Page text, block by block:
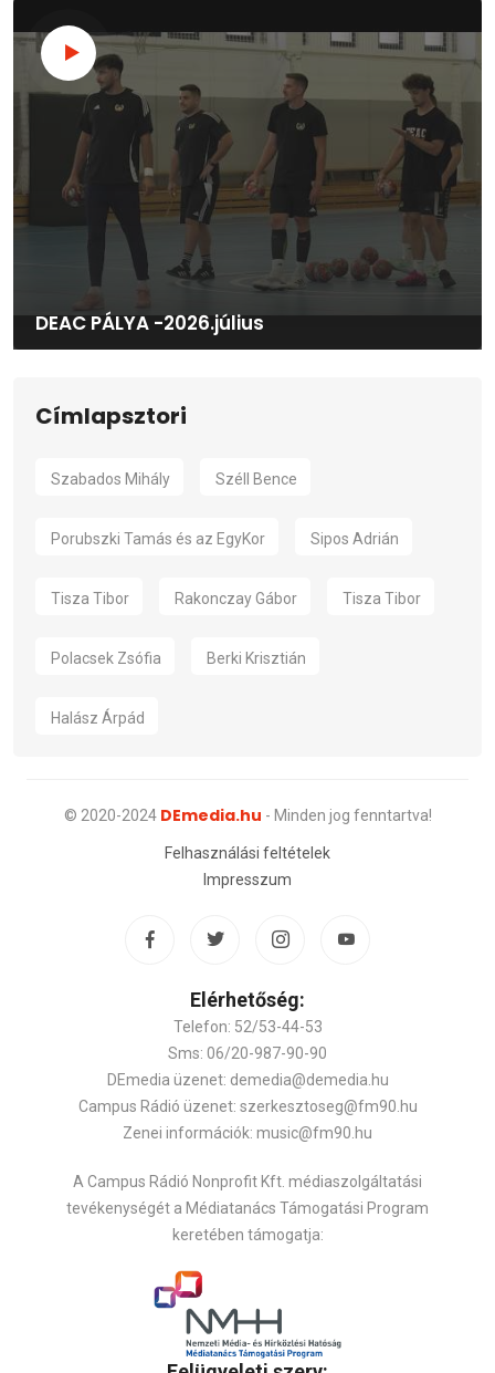
DEAC PÁLYA -2026.július
Címlapsztori
Szabados Mihály Széll Bence
Porubszki Tamás és az EgyKor Sipos Adrián
Tisza Tibor Rakonczay Gábor Tisza Tibor
Polacsek Zsófia Berki Krisztián
Halász Árpád
© 2020-2024 DEmedia.hu - Minden jog fenntartva!
Felhasználási feltételek
Impresszum
Elérhetőség:
Telefon: 52/53-44-53
Sms: 06/20-987-90-90
DEmedia üzenet: demedia@demedia.hu
Campus Rádió üzenet: szerkesztoseg@fm90.hu
Zenei információk: music@fm90.hu
A Campus Rádió Nonprofit Kft. médiaszolgáltatási
tevékenységét a Médiatanács Támogatási Program
keretében támogatja: